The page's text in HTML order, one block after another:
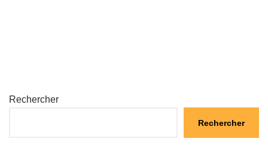
Rechercher
Rechercher